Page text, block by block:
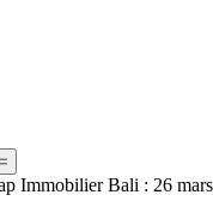
Immobilier Bali : 26